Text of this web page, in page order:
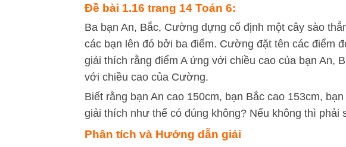
Đề bài 1.16 trang 14 Toán 6:
Ba bạn An, Bắc, Cường dựng cố định một cây sào
các bạn lên đó bởi ba điểm. Cường đặt tên các điểm
giải thích rằng điểm A ứng với chiều cao của bạn An,
với chiều cao của Cường.
Biết rằng bạn An cao 150cm, bạn Bắc cao 153cm,
giải thích như thế có đúng không? Nếu không thì phải
Phân tích và Hướng dẫn giải